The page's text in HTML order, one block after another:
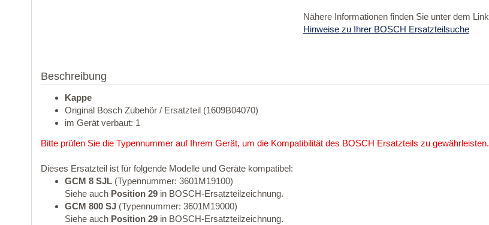
Nähere Informationen finden Sie unter dem Link
Hinweise zu Ihrer BOSCH Ersatzteilsuche
Beschreibung
Kappe
Original Bosch Zubehör / Ersatzteil (1609B04070)
im Gerät verbaut: 1
Bitte prüfen Sie die Typennummer auf Ihrem Gerät, um die Kompatibilität des BOSCH Ersatzteils zu gewährleisten.
Dieses Ersatzteil ist für folgende Modelle und Geräte kompatibel:
GCM 8 SJL (Typennummer: 3601M19100)
Siehe auch Position 29 in BOSCH-Ersatzteilzeichnung.
GCM 800 SJ (Typennummer: 3601M19000)
Siehe auch Position 29 in BOSCH-Ersatzteilzeichnung.